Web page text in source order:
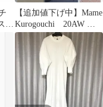
ス
【追加値下げ中】Mame
Kurogouchi 20AW 伊
勢丹別注 ドレス